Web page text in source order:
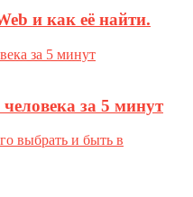
и как её найти.
за 5 минут